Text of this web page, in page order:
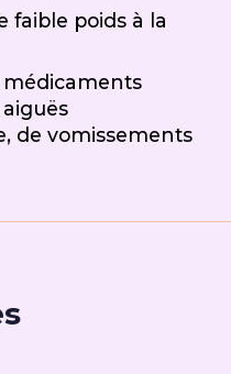
faible poids à la
de vomissements